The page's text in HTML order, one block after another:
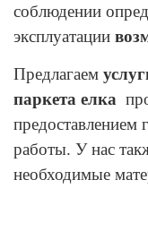
соблюдении
эксплуатации
Предлагаем
паркета елка
предоставлением
работы. У нас
необходимые